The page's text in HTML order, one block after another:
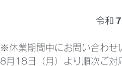
令和
※休業期間中にお問い合わせ
8月18日（月）より順次ご対